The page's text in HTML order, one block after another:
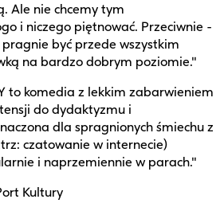
Ale nie chcemy tym
i niczego piętnować. Przeciwnie -
pragnie być przede wszystkim
na bardzo dobrym poziomie."
to komedia z lekkim zabarwieniem
do dydaktyzmu i
dla spragnionych śmiechu z
czatowanie w internecie)
i naprzemiennie w parach."
Kultury